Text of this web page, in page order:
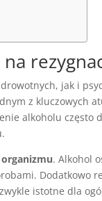
jak i
z kluczowych
alkoholu często
. Alkohol
Dodatkowo
istotne dla